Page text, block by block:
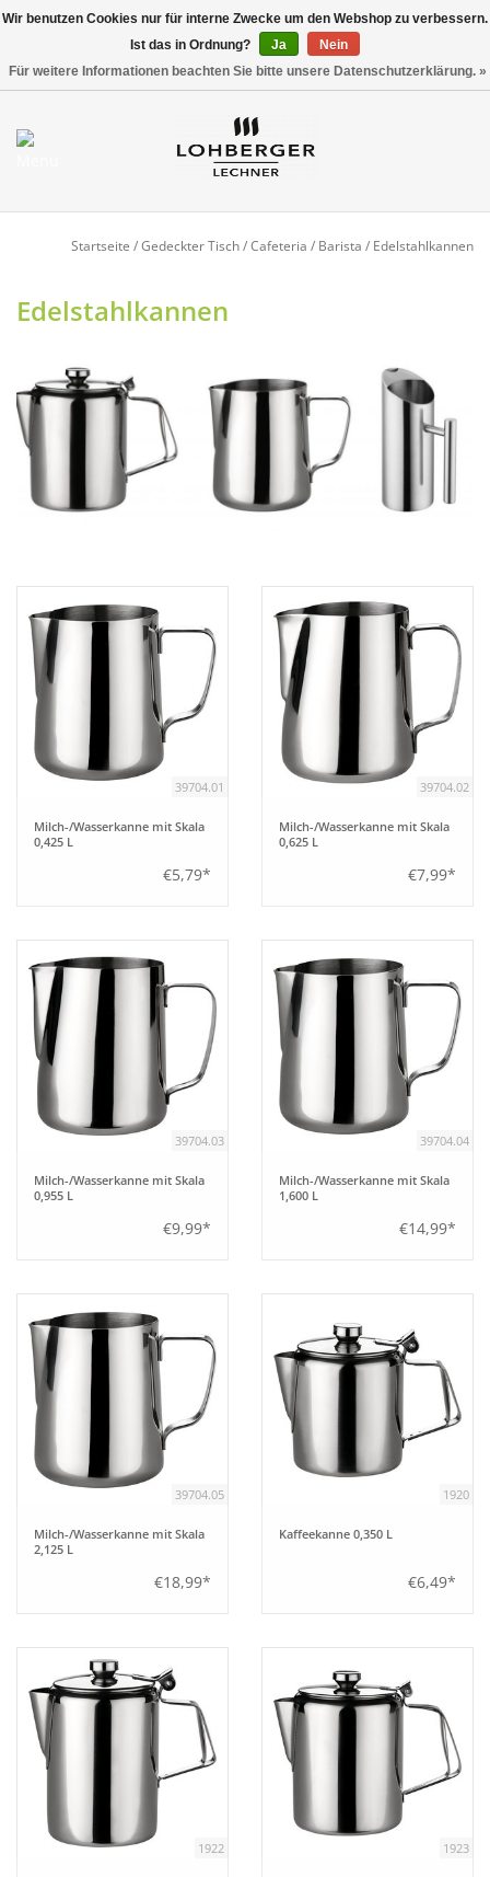
Mein Konto / Kundenkonto
Startseite
NEU
Buffet
Tafeln
Einrichtung
Küche
Küchenmöbel
Startseite /Gedeckter Tisch/Cafeteria / Barista / Edelstahlkannen
Edelstahlkannen
39704.01
Milch-/Wasserkanne mit Skala
0,425 L
€5,79*
39704.02
Milch-/Wasserkanne mit Skala
0,625 L
€7,99*
39704.03
Milch-/Wasserkanne mit Skala
0,955 L
€9,99*
39704.04
Milch-/Wasserkanne mit Skala
1,600 L
€14,99*
39704.05
Milch-/Wasserkanne mit Skala
2,125 L
€18,99*
1920
Kaffeekanne 0,350 L
€6,49*
1922 1923
Wir benutzen Cookies nur für interne Zwecke um den Webshop zu verbessern.
Ist das in Ordnung?
Ja
Nein
Für weitere Informationen beachten Sie bitte unsere Datenschutzerklärung. »